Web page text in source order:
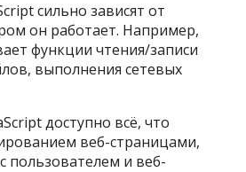
сильно зависят от
он работает. Например,
функции чтения/записи
выполнения сетевых
доступно всё, что
веб-страницами,
пользователем и веб-